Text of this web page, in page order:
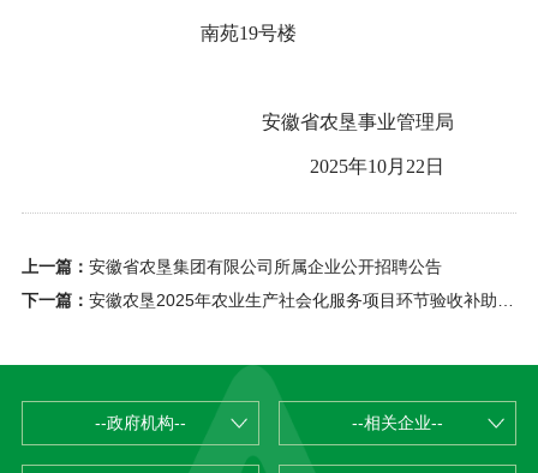
南苑19号楼
安徽省农垦事业管理局
2025年10月22日
上一篇： 安徽省农垦集团有限公司所属企业公开招聘公告
下一篇： 安徽农垦2025年农业生产社会化服务项目环节验收补助面积及资金的公示
--政府机构-- --相关企业--